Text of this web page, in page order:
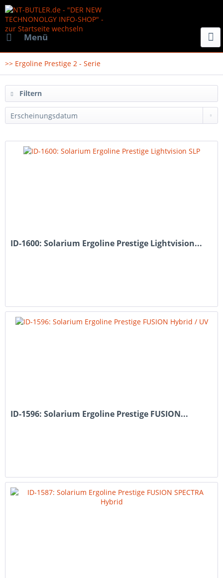
Menü
>> Ergoline Prestige 2 - Serie
Filtern
ID-1600: Solarium Ergoline Prestige Lightvision...
ID-1596: Solarium Ergoline Prestige FUSION...